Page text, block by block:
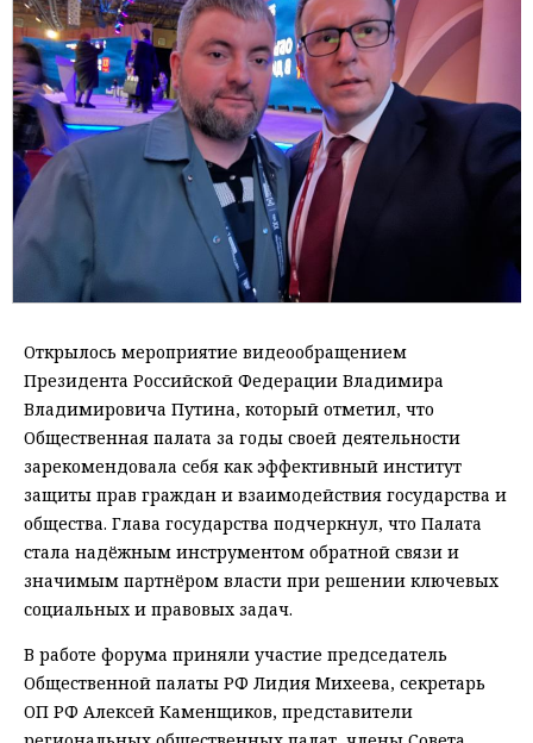
Открылось мероприятие видеообращением
Президента Российской Федерации Владимира
Владимировича Путина, который отметил, что
Общественная палата за годы своей деятельности
зарекомендовала себя как эффективный институт
защиты прав граждан и взаимодействия государства и
общества. Глава государства подчеркнул, что Палата
стала надёжным инструментом обратной связи и
значимым партнёром власти при решении ключевых
социальных и правовых задач.
В работе форума приняли участие председатель
Общественной палаты РФ Лидия Михеева, секретарь
ОП РФ Алексей Каменщиков, представители